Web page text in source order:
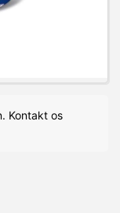
Kontakt os